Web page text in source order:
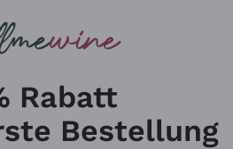
Rabatt
Bestellung